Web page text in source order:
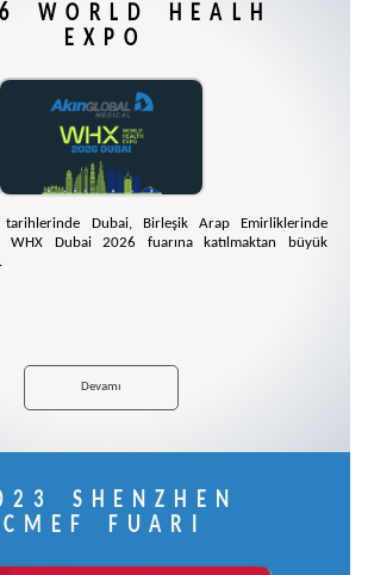
WORLD HEALH
EXPO
Dubai, Birleşik Arap Emirliklerinde
WHX Dubai 2026 fuarına katılmaktan büyük
Devamı
SHENZHEN
CMEF FUARI